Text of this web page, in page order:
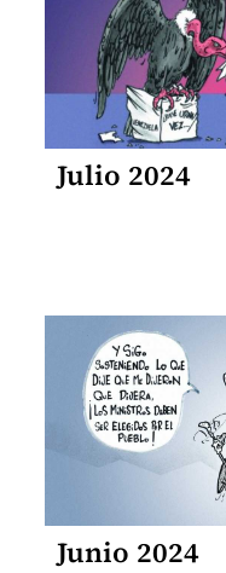
Julio 2024
Junio 2024